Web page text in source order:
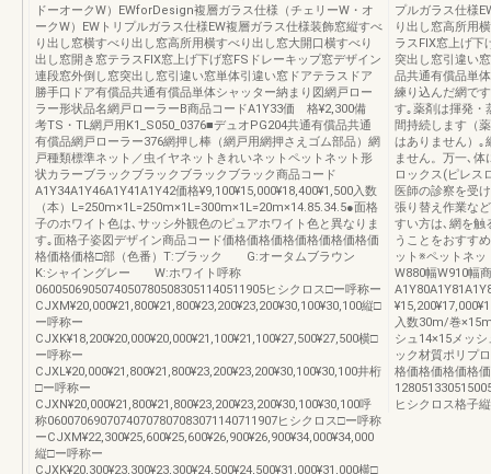
ドーオークW）EWforDesign複層ガラス仕様（チェリーW・オ
ークW）EWトリプルガラス仕様EW複層ガラス仕様装飾窓縦すべ
り出し窓横すべり出し窓高所用横すべり出し窓大開口横すべり
出し窓開き窓テラスFIX窓上げ下げ窓FSドレーキップ窓デザイン
連段窓外倒し窓突出し窓引違い窓単体引違い窓ドアテラスドア
勝手口ドア有償品共通有償品単体シャッター納まり図網戸ロー
ラー形状品名網戸ローラーB商品コードA1Y33価 格¥2,300備
考TS・TL網戸用K1_S050_0376■デュオPG204共通有償品共通
有償品網戸ローラー376網押し棒（網戸用網押さえゴム部品）網
戸種類標準ネット／虫イヤネットきれいネットペットネット形
状カラーブラックブラックブラックブラック商品コード
A1Y34A1Y46A1Y41A1Y42価格¥9,100¥15,000¥18,400¥1,500入数
（本）L=250m×1L=250m×1L=300m×1L=20m×14.85.34.5●面格
子のホワイト色は､サッシ外観色のピュアホワイト色と異なりま
す｡面格子姿図デザイン商品コード価格価格価格価格価格価格価
格価格価格□部（色番）T:ブラック G:オータムブラウン
K:シャイングレー W:ホワイト呼称
06005069050740507805083051140511905ヒシクロス□ー呼称ー
CJXM¥20,000¥21,800¥21,800¥23,200¥23,200¥30,100¥30,100縦□
ー呼称ー
CJXK¥18,200¥20,000¥20,000¥21,100¥21,100¥27,500¥27,500横□
ー呼称ー
CJXL¥20,000¥21,800¥21,800¥23,200¥23,200¥30,100¥30,100井桁
□ー呼称ー
CJXN¥20,000¥21,800¥21,800¥23,200¥23,200¥30,100¥30,100呼
称06007069070740707807083071140711907ヒシクロス□ー呼称
ーCJXM¥22,300¥25,600¥25,600¥26,900¥26,900¥34,000¥34,000
縦□ー呼称ー
CJXK¥20,300¥23,300¥23,300¥24,500¥24,500¥31,000¥31,000横□
プルガラス仕様
り出し窓高所用
ラスFIX窓上げ下
突出し窓引違い
品共通有償品単
練り込んだ網で
す｡薬剤は揮発・
間持続します（
はありません）｡
ません。万一､
ロックス(ピレス
医師の診察を受
張り替え作業な
すい方は､網を触
うことをおすす
ット※ペットネッ
W880幅W910幅
入数30m/巻
シュ14×15メッ
ック材質ポリプ
格価格価格価格
ヒシクロス格子